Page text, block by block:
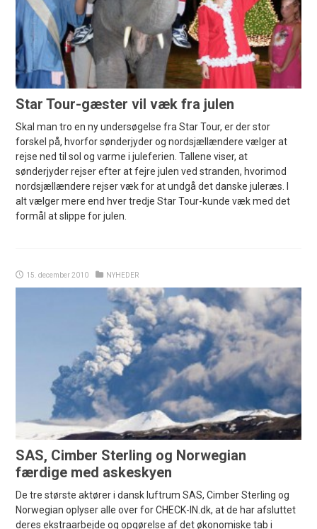
Star Tour-gæster vil væk fra julen
Skal man tro en ny undersøgelse fra Star Tour, er der stor
forskel på, hvorfor sønderjyder og nordsjællændere vælger at
rejse ned til sol og varme i juleferien. Tallene viser, at
sønderjyder rejser efter at fejre julen ved stranden, hvorimod
nordsjællændere rejser væk for at undgå det danske juleræs. I
alt vælger mere end hver tredje Star Tour-kunde væk med det
formål at slippe for julen.
15. december 2010 NYHEDER
SAS, Cimber Sterling og Norwegian
færdige med askeskyen
De tre største aktører i dansk luftrum SAS, Cimber Sterling og
Norwegian oplyser alle over for CHECK-IN.dk, at de har afsluttet
deres ekstraarbejde og opgørelse af det økonomiske tab i